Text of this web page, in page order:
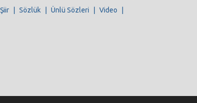
Şiir Sözlük Ünlü Sözleri Video